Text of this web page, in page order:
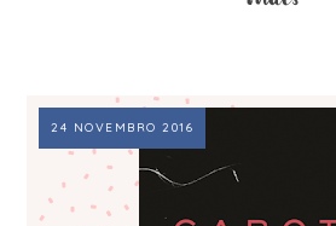
24 NOVEMBRO 2016